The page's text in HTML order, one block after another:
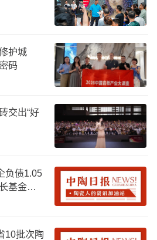
护城
码
交出“好
负债1.05
基金投
行业能
10批次陶